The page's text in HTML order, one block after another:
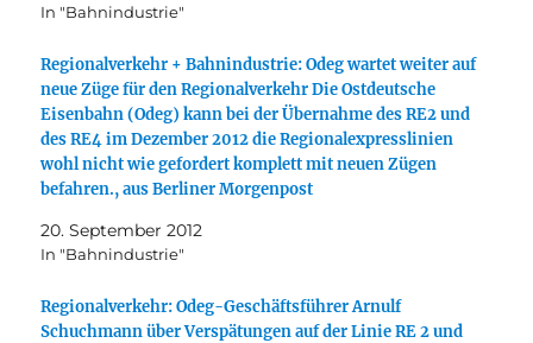
In "Bahnindustrie"
Regionalverkehr + Bahnindustrie: Odeg wartet weiter auf
neue Züge für den Regionalverkehr Die Ostdeutsche
Eisenbahn (Odeg) kann bei der Übernahme des RE2 und
des RE4 im Dezember 2012 die Regionalexpresslinien
wohl nicht wie gefordert komplett mit neuen Zügen
befahren., aus Berliner Morgenpost
20. September 2012
In "Bahnindustrie"
Regionalverkehr: Odeg-Geschäftsführer Arnulf
Schuchmann über Verspätungen auf der Linie RE 2 und